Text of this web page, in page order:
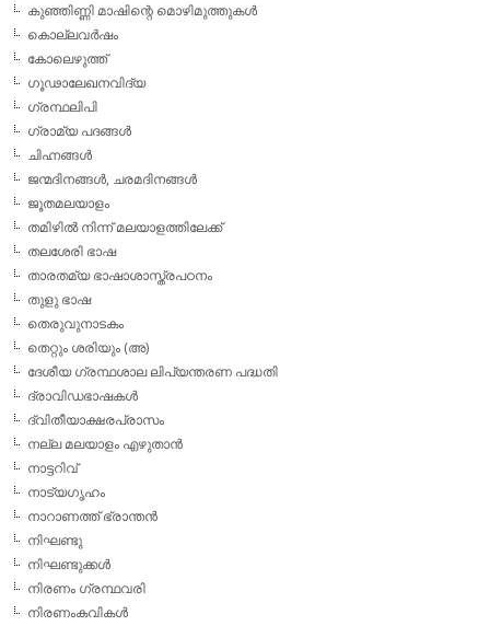
കുഞ്ഞിണ്ണി മാഷിന്റെ മൊഴിമുത്തുകള്‍
കൊല്ലവര്‍ഷം
കോലെഴുത്ത്
ഗൂഢാലേഖനവിദ്യ
ഗ്രന്ഥലിപി
ഗ്രാമ്യ പദങ്ങള്‍
ചിഹ്നങ്ങള്‍
ജന്മദിനങ്ങള്‍, ചരമദിനങ്ങള്‍
ജൂതമലയാളം
തമിഴില്‍ നിന്ന് മലയാളത്തിലേക്ക്
തലശേരി ഭാഷ
താരതമ്യ ഭാഷാശാസ്ത്രപഠനം
തുളു ഭാഷ
തെരുവുനാടകം
തെറ്റും ശരിയും (അ)
ദേശീയ ഗ്രന്ഥശാല ലിപ്യന്തരണ പദ്ധതി
ദ്രാവിഡഭാഷകള്‍
ദ്വിതീയാക്ഷരപ്രാസം
നല്ല മലയാളം എഴുതാന്‍
നാട്ടറിവ്
നാട്യഗൃഹം
നാറാണത്ത് ഭ്രാന്തന്‍
നിഘണ്ടു
നിഘണ്ടുക്കള്‍
നിരണം ഗ്രന്ഥവരി
നിരണംകവികള്‍